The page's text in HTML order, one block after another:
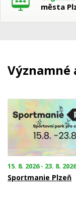
města
Významné
15. 8. 2026 - 23. 8. 2026
Sportmanie Plzeň